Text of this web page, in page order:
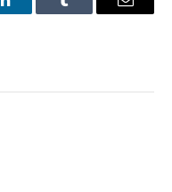
LinkedInTumblr Email